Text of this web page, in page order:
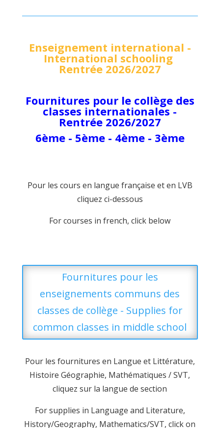
Enseignement international -
International schooling
Rentrée 2026/2027
Fournitures pour le collège des
classes internationales -
Rentrée 2026/2027
6ème - 5ème - 4ème - 3ème
Pour les cours en langue française et en LVB
cliquez ci-dessous
For courses in french, click below
Fournitures pour les
enseignements communs des
classes de collège - Supplies for
common classes in middle school
Pour les fournitures en Langue et Littérature,
Histoire Géographie, Mathématiques / SVT,
cliquez sur la langue de section
For supplies in Language and Literature,
History/Geography, Mathematics/SVT, click on